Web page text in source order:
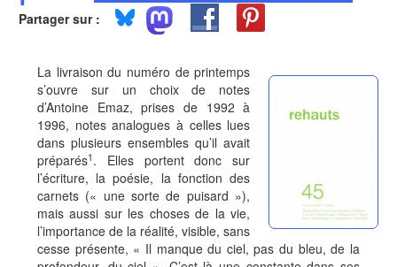
Partager sur :
La livraison du numéro de printemps
s’ouvre sur un choix de notes
d’Antoine Emaz, prises de 1992 à
1996, notes analogues à celles lues
dans plusieurs ensembles qu’il avait
préparés1 . Elles portent donc sur
l’écriture, la poésie, la fonction des
carnets (« une sorte de puisard »),
mais aussi sur les choses de la vie,
l’importance de la réalité, visible, sans
cesse présente, « Il manque du ciel, pas du bleu, de la